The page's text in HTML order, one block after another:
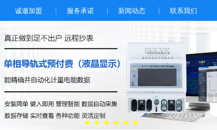
诚邀加盟 服务承诺 新闻动态 联系我们